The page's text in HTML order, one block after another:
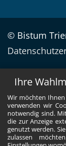
Ihre
Wir möchten
verwenden wir
notwendig sind.
die zur Anzeige
genutzt werden.
zulassen
© Bistum